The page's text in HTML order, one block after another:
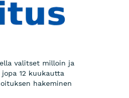
valitset milloin ja
12 kuukautta
hakeminen